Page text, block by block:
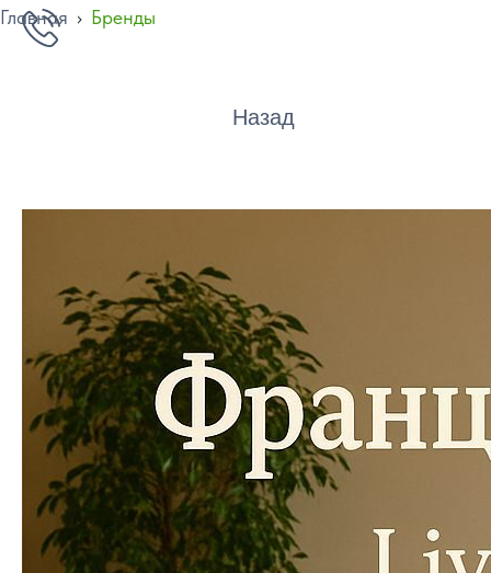
Главная › Бренды
Назад